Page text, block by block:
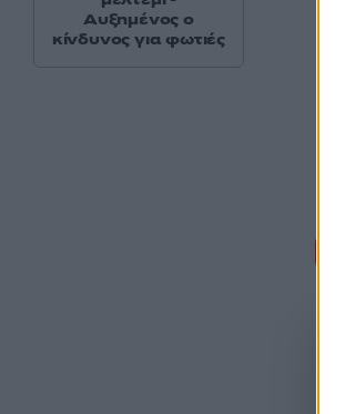
Αυξημένος ο
κίνδυνος για φωτιές